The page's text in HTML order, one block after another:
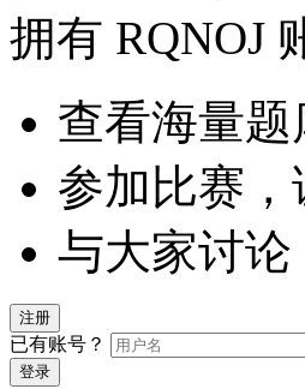
拥有 RQNOJ
查看海量
参加比赛，
与大家讨
注册
已有账号？
登录